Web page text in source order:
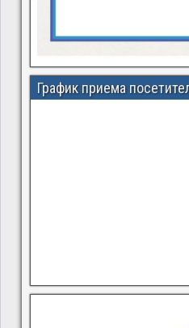
График приема